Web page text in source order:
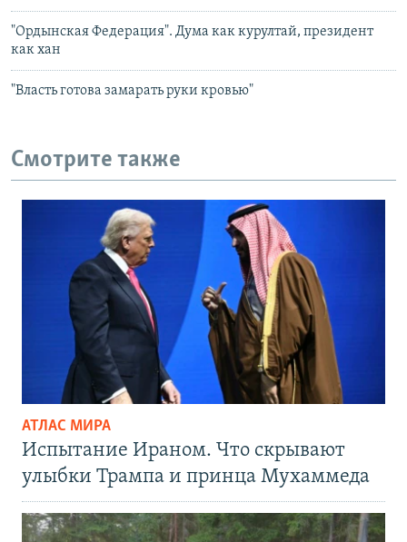
"Ордынская Федерация". Дума как курултай, президент
как хан
"Власть готова замарать руки кровью"
Смотрите также
АТЛАС МИРА
Испытание Ираном. Что скрывают
улыбки Трампа и принца Мухаммеда